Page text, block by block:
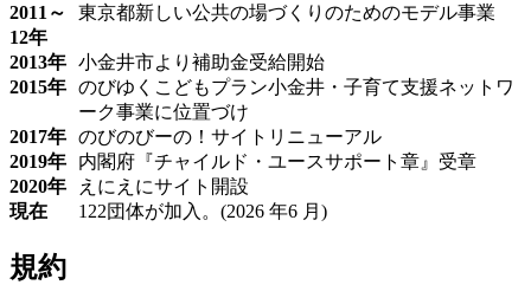
2011～
12年
東京都新しい公共の場づくりのためのモデル事業
2013年 小金井市より補助金受給開始
2015年 のびゆくこどもプラン小金井・子育て支援ネットワ
ーク事業に位置づけ
2017年 のびのびーの！サイトリニューアル
2019年
内閣府『チャイルド・ユースサポート章』受章
2020年
えにえにサイト開設
現在
122団体が加入。(2026 年6 月)
規約